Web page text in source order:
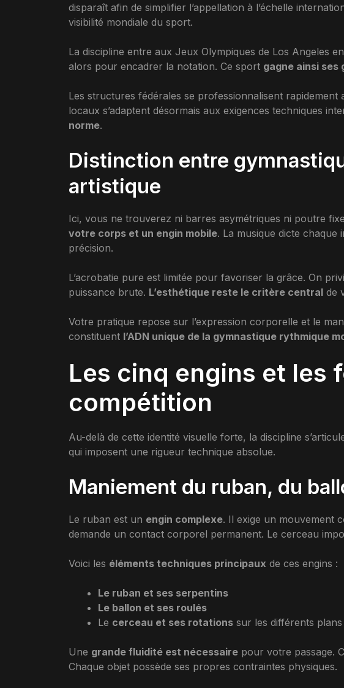
disparaît afin de simplifier l’appellation à l’échelle
visibilité mondiale du sport.
La discipline entre aux Jeux Olympiques de Los Angeles
alors pour encadrer la notation. Ce sport gagne ainsi ses
Les structures fédérales se professionnalisent rapidement
locaux s’adaptent désormais aux exigences techniques
norme.
Distinction entre
artistique
Ici, vous ne trouverez ni barres asymétriques ni poutre
votre corps et un engin mobile. La musique dicte chaque
précision.
L’acrobatie pure est limitée pour favoriser la grâce. On
puissance brute. L’esthétique reste le critère central de
Votre pratique repose sur l’expression corporelle et le
constituent l’ADN unique de la gymnastique rythmique
Les cinq engins et les
compétition
Au-delà de cette identité visuelle forte, la discipline
qui imposent une rigueur technique absolue.
Maniement du ruban, du
Le ruban est un engin complexe. Il exige un mouvement
demande un contact corporel permanent. Le cerceau
Voici les éléments techniques principaux de ces engins :
Le ruban et ses serpentins
Le ballon et ses roulés
Le cerceau et ses rotations sur les différents plans
Une grande fluidité est nécessaire pour votre passage.
Chaque objet possède ses propres contraintes physiques.